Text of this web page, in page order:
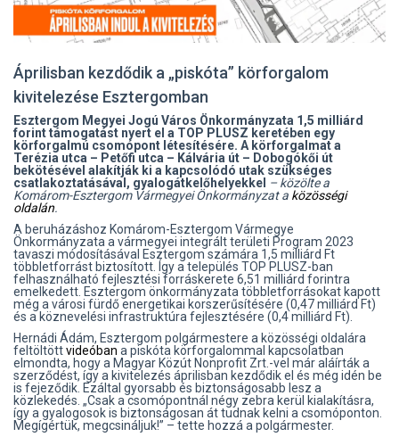
Áprilisban kezdődik a „piskóta” körforgalom
kivitelezése Esztergomban
Esztergom Megyei Jogú Város Önkormányzata 1,5 milliárd
forint támogatást nyert el a TOP PLUSZ keretében egy
körforgalmú csomópont létesítésére. A körforgalmat a
Terézia utca – Petőfi utca – Kálvária út – Dobogókői út
bekötésével alakítják ki a kapcsolódó utak szükséges
csatlakoztatásával, gyalogátkelőhelyekkel – közölte a
Komárom-Esztergom Vármegyei Önkormányzat a közösségi
oldalán.
A beruházáshoz Komárom-Esztergom Vármegye
Önkormányzata a vármegyei integrált területi Program 2023
tavaszi módosításával Esztergom számára 1,5 milliárd Ft
többletforrást biztosított. Így a település TOP PLUSZ-ban
felhasználható fejlesztési forráskerete 6,51 milliárd forintra
emelkedett. Esztergom önkormányzata többletforrásokat kapott
még a városi fürdő energetikai korszerűsítésére (0,47 milliárd Ft)
és a köznevelési infrastruktúra fejlesztésére (0,4 milliárd Ft).
Hernádi Ádám, Esztergom polgármestere a közösségi oldalára
feltöltöttvideóban a piskóta körforgalommal kapcsolatban
elmondta, hogy a Magyar Közút Nonprofit Zrt.-vel már aláírták a
szerződést, így a kivitelezés áprilisban kezdődik el és még idén be
is fejeződik. Ezáltal gyorsabb és biztonságosabb lesz a
közlekedés. „Csak a csomópontnál négy zebra kerül kialakításra,
így a gyalogosok is biztonságosan át tudnak kelni a csomóponton.
Megígértük, megcsináljuk!” – tette hozzá a polgármester.